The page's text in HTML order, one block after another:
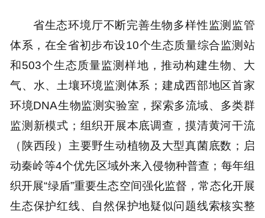
省生态环境厅不断完善生物多样性监测监管
体系，在全省初步布设10个生态质量综合监测站
和503个生态质量监测样地，推动构建生物、大
气、水、土壤环境监测体系；建成西部地区首家
环境DNA生物监测实验室，探索多流域、多类群
监测新模式；组织开展本底调查，摸清黄河干流
（陕西段）主要野生动植物及大型真菌底数；启
动秦岭等4个优先区域外来入侵物种普查；每年组
织开展“绿盾”重要生态空间强化监督，常态化开展
生态保护红线、自然保护地疑似问题线索核实整